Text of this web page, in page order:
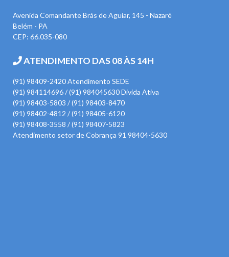
Avenida Comandante Brás de Aguiar, 145 - Nazaré
Belém - PA
CEP: 66.035-080
ATENDIMENTO DAS 08 ÀS 14H
(91) 98409-2420 Atendimento SEDE
(91) 984114696 / (91) 984045630 Divida Ativa
(91) 98403-5803 / (91) 98403-8470
(91) 98402-4812 / (91) 98405-6120
(91) 98408-3558 / (91) 98407-5823
Atendimento setor de Cobrança 91 98404-5630